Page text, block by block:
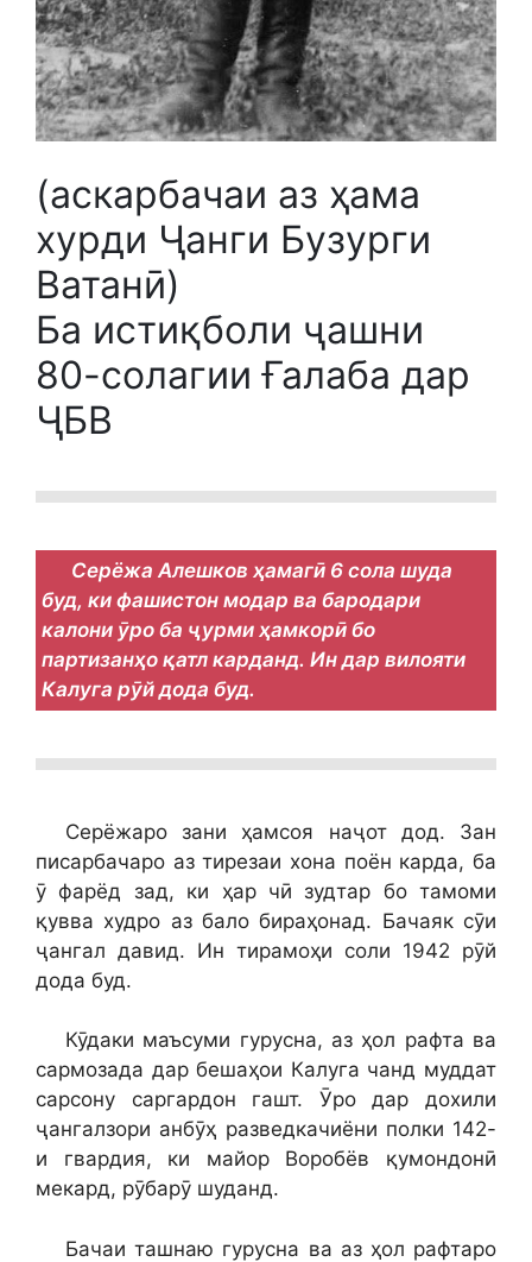
(аскарбачаи аз ҳама
хурди Ҷанги Бузурги
Ватанӣ)
Ба истиқболи ҷашни
80-солагии Ғалаба дар
ҶБВ
Серёжа Алешков ҳамагӣ 6 сола шуда
буд, ки фашистон модар ва бародари
калони ӯро ба ҷурми ҳамкорӣ бо
партизанҳо қатл карданд. Ин дар вилояти
Калуга рӯй дода буд.
Серёжаро зани ҳамсоя наҷот дод. Зан
писарбачаро аз тирезаи хона поён карда, ба
ӯ фарёд зад, ки ҳар чӣ зудтар бо тамоми
қувва худро аз бало бираҳонад. Бачаяк сӯи
ҷангал давид. Ин тирамоҳи соли 1942 рӯй
дода буд.
Кӯдаки маъсуми гурусна, аз ҳол рафта ва
сармозада дар бешаҳои Калуга чанд муддат
сарсону саргардон гашт. Ӯро дар дохили
ҷангалзори анбӯҳ разведкачиёни полки 142-
и гвардия, ки майор Воробёв қумондонӣ
мекард, рӯбарӯ шуданд.
Бачаи ташнаю гурусна ва аз ҳол рафтаро